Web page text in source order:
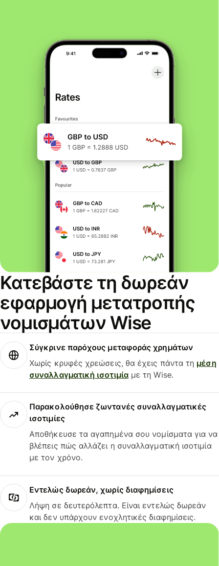
Κατεβάστε τη δωρεάν
εφαρμογή μετατροπής
νομισμάτων Wise
Σύγκρινε παρόχους μεταφοράς χρημάτων
Χωρίς κρυφές χρεώσεις, θα έχεις πάντα τη μέση
συναλλαγματική ισοτιμίαμε τη Wise.
Παρακολούθησε ζωντανές συναλλαγματικές
ισοτιμίες
Αποθήκευσε τα αγαπημένα σου νομίσματα για να
βλέπεις πώς αλλάζει η συναλλαγματική ισοτιμία
με τον χρόνο.
Εντελώς δωρεάν, χωρίς διαφημίσεις
Λήψη σε δευτερόλεπτα. Είναι εντελώς δωρεάν
και δεν υπάρχουν ενοχλητικές διαφημίσεις.